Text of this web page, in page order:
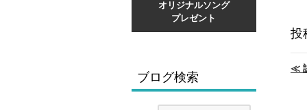
オリジナルソング
プレゼント
ブログ検索
投
≪